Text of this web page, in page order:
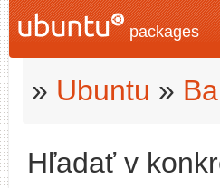
packages
» Ubuntu »
Hľadať v